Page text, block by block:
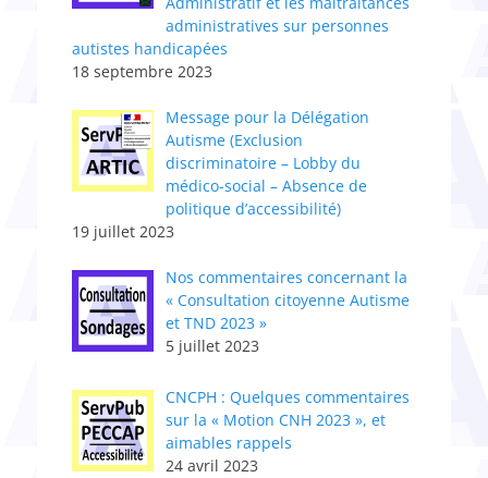
administratives sur personnes
autistes handicapées
18 septembre 2023
Message pour la Délégation
Autisme (Exclusion
discriminatoire – Lobby du
médico-social – Absence de
politique d’accessibilité)
19 juillet 2023
Nos commentaires concernant la
« Consultation citoyenne Autisme
et TND 2023 »
5 juillet 2023
CNCPH : Quelques commentaires
sur la « Motion CNH 2023 », et
aimables rappels
24 avril 2023